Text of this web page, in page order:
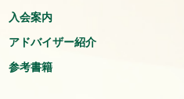
入会案内
アドバイザー紹介
参考書籍